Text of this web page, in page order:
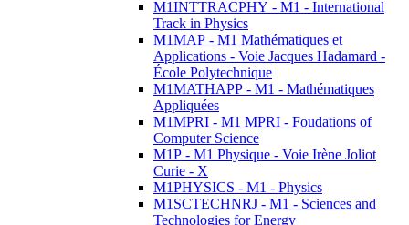
M1INTTRACPHY - M1 - International
Track in Physics
M1MAP - M1 Mathématiques et
Applications - Voie Jacques Hadamard -
École Polytechnique
M1MATHAPP - M1 - Mathématiques
Appliquées
M1MPRI - M1 MPRI - Foudations of
Computer Science
M1P - M1 Physique - Voie Irène Joliot
Curie - X
M1PHYSICS - M1 - Physics
M1SCTECHNRJ - M1 - Sciences and
Technologies for Energy